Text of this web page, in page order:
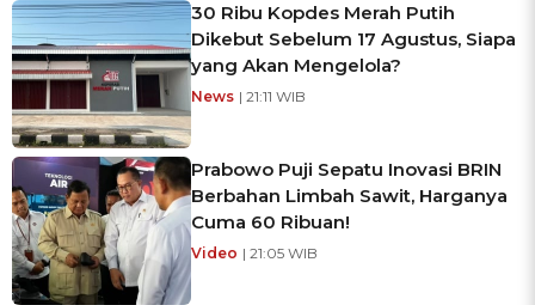
30 Ribu Kopdes Merah Putih
Dikebut Sebelum 17 Agustus, Siapa
yang Akan Mengelola?
News | 21:11 WIB
Prabowo Puji Sepatu Inovasi BRIN
Berbahan Limbah Sawit, Harganya
Cuma 60 Ribuan!
Video | 21:05 WIB